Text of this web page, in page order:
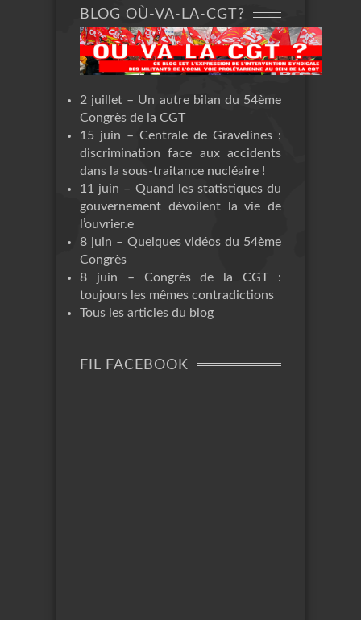
BLOG OÙ-VA-LA-CGT?
2 juillet – Un autre bilan du 54ème
Congrès de la CGT
15 juin – Centrale de Gravelines :
discrimination face aux accidents
dans la sous-traitance nucléaire !
11 juin – Quand les statistiques du
gouvernement dévoilent la vie de
l’ouvrier.e
8 juin – Quelques vidéos du 54ème
Congrès
8 juin – Congrès de la CGT :
toujours les mêmes contradictions
Tous les articles du blog
FIL FACEBOOK